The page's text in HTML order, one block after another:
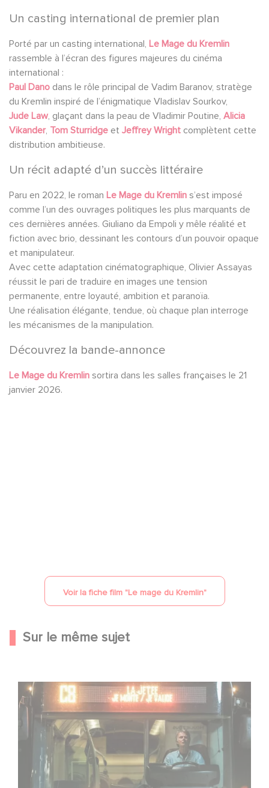
Un casting international de premier plan
Porté par un casting international, Le Mage du Kremlin
rassemble à l’écran des figures majeures du cinéma
international :
Paul Dano dans le rôle principal de Vadim Baranov, stratège
du Kremlin inspiré de l’énigmatique Vladislav Sourkov,
Jude Law, glaçant dans la peau de Vladimir Poutine, Alicia
Vikander, Tom Sturridge et Jeffrey Wright complètent cette
distribution ambitieuse.
Un récit adapté d’un succès littéraire
Paru en 2022, le roman Le Mage du Kremlin s’est imposé
comme l’un des ouvrages politiques les plus marquants de
ces dernières années. Giuliano da Empoli y mêle réalité et
fiction avec brio, dessinant les contours d’un pouvoir opaque
et manipulateur.
Avec cette adaptation cinématographique, Olivier Assayas
réussit le pari de traduire en images une tension
permanente, entre loyauté, ambition et paranoïa.
Une réalisation élégante, tendue, où chaque plan interroge
les mécanismes de la manipulation.
Découvrez la bande-annonce
Le Mage du Kremlin sortira dans les salles françaises le 21
janvier 2026.
Autoriser
Voir la fiche film "Le mage du Kremlin"
Sur le même sujet
Une date de sortie pour le nouveau film de Franck
Dubosc